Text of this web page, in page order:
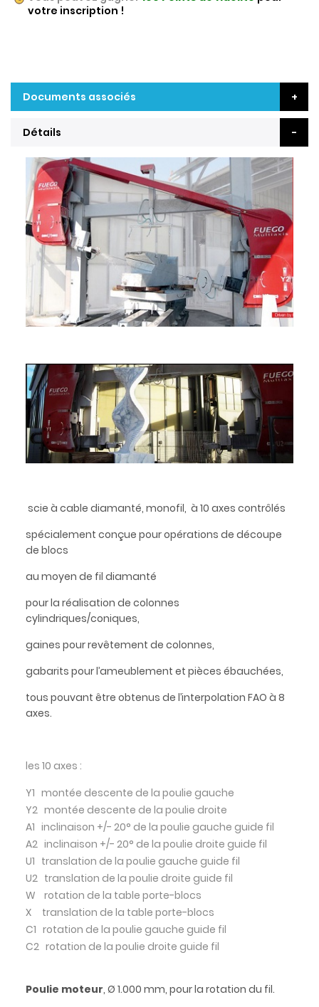
votre inscription !
Détails
scie à cable diamanté, monofil, à 10 axes contrôlés
spécialement conçue pour opérations de découpe
de blocs
au moyen de fil diamanté
pour la réalisation de colonnes
cylindriques/coniques,
gaines pour revêtement de colonnes,
gabarits pour l’ameublement et pièces ébauchées,
tous pouvant être obtenus de l’interpolation FAO à 8
axes.
les 10 axes :
Y1 montée descente de la poulie gauche
Y2 montée descente de la poulie droite
A1 inclinaison +/- 20° de la poulie gauche guide fil
A2 inclinaison +/- 20° de la poulie droite guide fil
U1 translation de la poulie gauche guide fil
U2 translation de la poulie droite guide fil
W rotation de la table porte-blocs
X translation de la table porte-blocs
C1 rotation de la poulie gauche guide fil
C2 rotation de la poulie droite guide fil
Poulie moteur, Ø 1.000 mm, pour la rotation du fil.
Documents associés